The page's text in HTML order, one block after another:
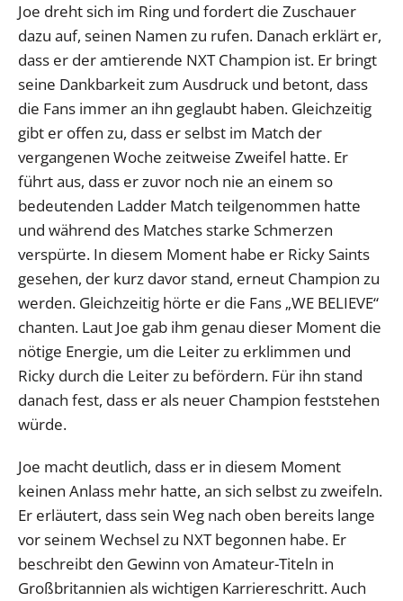
Joe dreht sich im Ring und fordert die Zuschauer
dazu auf, seinen Namen zu rufen. Danach erklärt er,
dass er der amtierende NXT Champion ist. Er bringt
seine Dankbarkeit zum Ausdruck und betont, dass
die Fans immer an ihn geglaubt haben. Gleichzeitig
gibt er offen zu, dass er selbst im Match der
vergangenen Woche zeitweise Zweifel hatte. Er
führt aus, dass er zuvor noch nie an einem so
bedeutenden Ladder Match teilgenommen hatte
und während des Matches starke Schmerzen
verspürte. In diesem Moment habe er Ricky Saints
gesehen, der kurz davor stand, erneut Champion zu
werden. Gleichzeitig hörte er die Fans „WE BELIEVE“
chanten. Laut Joe gab ihm genau dieser Moment die
nötige Energie, um die Leiter zu erklimmen und
Ricky durch die Leiter zu befördern. Für ihn stand
danach fest, dass er als neuer Champion feststehen
würde.
Joe macht deutlich, dass er in diesem Moment
keinen Anlass mehr hatte, an sich selbst zu zweifeln.
Er erläutert, dass sein Weg nach oben bereits lange
vor seinem Wechsel zu NXT begonnen habe. Er
beschreibt den Gewinn von Amateur-Titeln in
Großbritannien als wichtigen Karriereschritt. Auch